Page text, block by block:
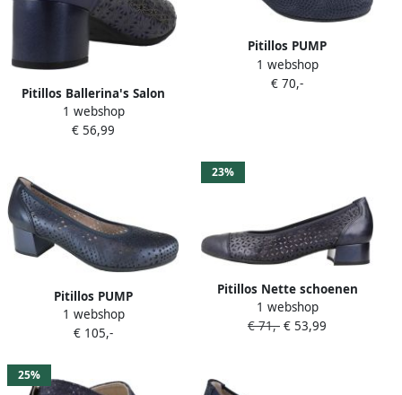
Pitillos Ballerina's Salon
Laminado Con Ribete
1 webshop
€ 56,99
Pitillos PUMP
1 webshop
€ 70,-
Pitillos PUMP
1 webshop
€ 105,-
23%
Pitillos Nette schoenen
Zapatos Confort Mujer
Modèle 10452p
1 webshop
€ 71,- € 53,99
25%